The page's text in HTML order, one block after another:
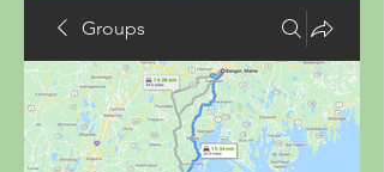
Groups